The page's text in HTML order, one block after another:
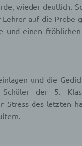
wieder deutlich.
auf die Probe
und einen
und die
Schüler der 5.
Stress des letzten